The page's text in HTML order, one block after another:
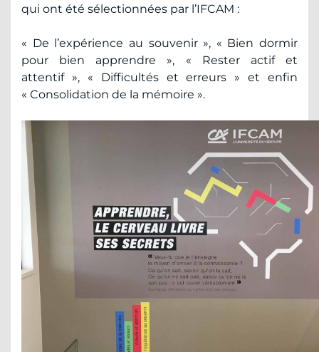
qui ont été sélectionnées par l’IFCAM :
« De l’expérience au souvenir », « Bien dormir
pour bien apprendre », « Rester actif et
attentif », « Difficultés et erreurs » et enfin
« Consolidation de la mémoire ».